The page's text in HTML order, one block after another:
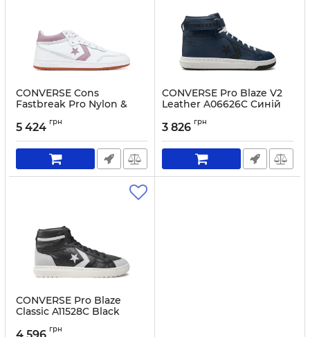
CONVERSE Cons
Fastbreak Pro Nylon &
Артикул: 0000304832475-40
5 424 грн
CONVERSE Pro Blaze V2
Leather A06626C Cиній
3 826 грн
CONVERSE Pro Blaze
Classic A11528C Black
грн